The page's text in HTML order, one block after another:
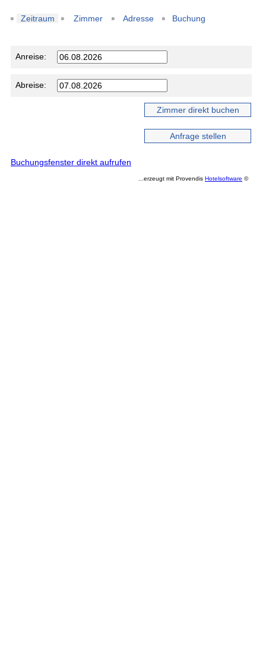
Zeitraum Zimmer Adresse Buchung
Anreise:
Abreise:
Buchungsfenster direkt aufrufen
...erzeugt mit Provendis Hotelsoftware ©